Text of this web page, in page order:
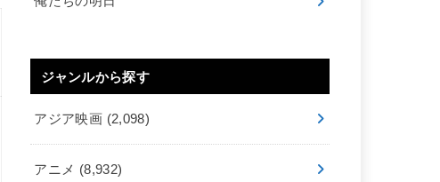
ジャンルから探す
アジア映画 (2,098)
アニメ (8,932)